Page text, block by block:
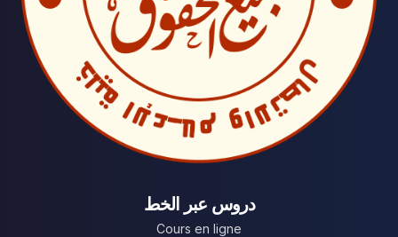
دروس عبر الخط
Cours en ligne